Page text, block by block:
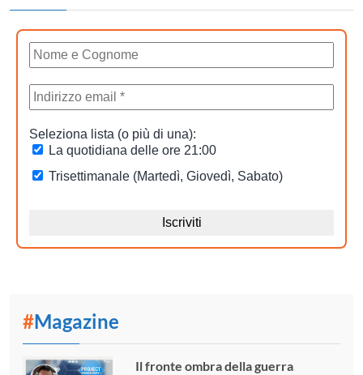
#Magazine
Il fronte ombra della guerra